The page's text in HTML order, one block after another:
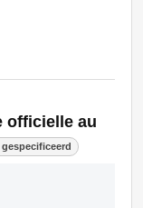
officielle au